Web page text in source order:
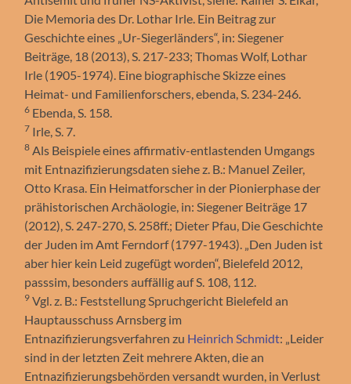
Die Memoria des Dr. Lothar Irle. Ein Beitrag zur
Geschichte eines „Ur-Siegerländers“, in: Siegener
Beiträge, 18 (2013), S. 217-233; Thomas Wolf, Lothar
Irle (1905-1974). Eine biographische Skizze eines
Heimat- und Familienforschers, ebenda, S. 234-246.
6 Ebenda, S. 158.
7 Irle, S. 7.
8 Als Beispiele eines affirmativ-entlastenden Umgangs
mit Entnazifizierungsdaten siehe z. B.: Manuel Zeiler,
Otto Krasa. Ein Heimatforscher in der Pionierphase der
prähistorischen Archäologie, in: Siegener Beiträge 17
(2012), S. 247-270, S. 258ff.; Dieter Pfau, Die Geschichte
der Juden im Amt Ferndorf (1797-1943). „Den Juden ist
aber hier kein Leid zugefügt worden“, Bielefeld 2012,
passsim, besonders auffällig auf S. 108, 112.
9 Vgl. z. B.: Feststellung Spruchgericht Bielefeld an
Hauptausschuss Arnsberg im
Entnazifizierungsverfahren zu Heinrich Schmidt: „Leider
sind in der letzten Zeit mehrere Akten, die an
Entnazifizierungsbehörden versandt wurden, in Verlust